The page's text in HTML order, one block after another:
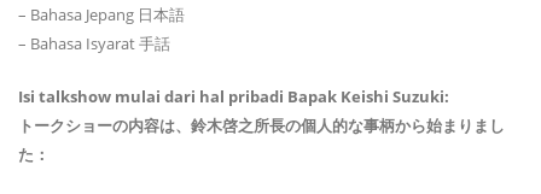
– Bahasa Jepang 日本語
– Bahasa Isyarat 手話
Isi talkshow mulai dari hal pribadi Bapak Keishi Suzuki:
トークショーの内容は、鈴木啓之所長の個人的な事柄から始まりまし
た：